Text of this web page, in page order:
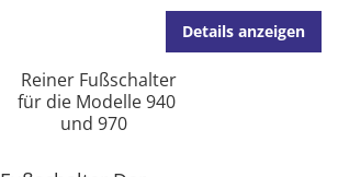
Details anzeigen
Reiner Fußschalter
für die Modelle 940
und 970